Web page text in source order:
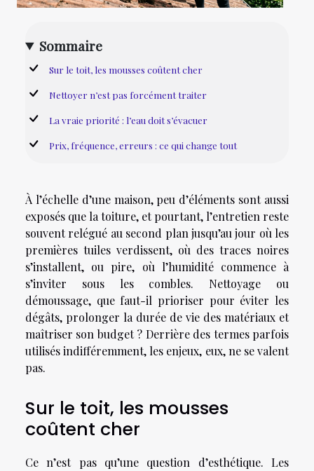
Sommaire
Sur le toit, les mousses coûtent cher
Nettoyer n’est pas forcément traiter
La vraie priorité : l’eau doit s’évacuer
Prix, fréquence, erreurs : ce qui change tout
À l’échelle d’une maison, peu d’éléments sont aussi
exposés que la toiture, et pourtant, l’entretien reste
souvent relégué au second plan jusqu’au jour où les
premières tuiles verdissent, où des traces noires
s’installent, ou pire, où l’humidité commence à
s’inviter sous les combles. Nettoyage ou
démoussage, que faut-il prioriser pour éviter les
dégâts, prolonger la durée de vie des matériaux et
maîtriser son budget ? Derrière des termes parfois
utilisés indifféremment, les enjeux, eux, ne se valent
pas.
Sur le toit, les mousses
coûtent cher
Ce n’est pas qu’une question d’esthétique. Les